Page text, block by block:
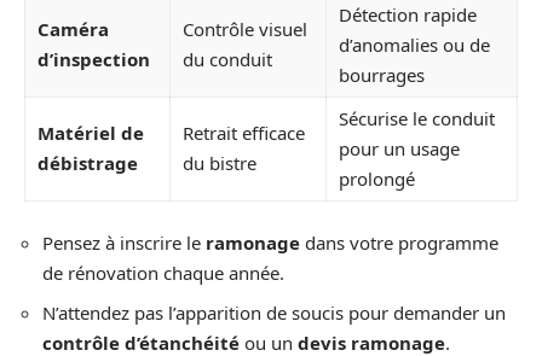
Caméra
d’inspection
Contrôle visuel
du conduit
Détection rapide
d’anomalies ou de
bourrages
Matériel de
débistrage
Retrait efficace
du bistre
Sécurise le conduit
pour un usage
prolongé
Pensez à inscrire le ramonage dans votre programme
de rénovation chaque année.
N’attendez pas l’apparition de soucis pour demander un
contrôle d’étanchéité ou un devis ramonage.